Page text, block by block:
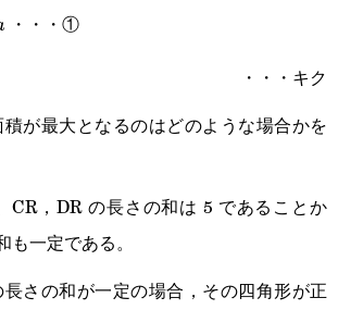
・・・①
・・・キク
が最大となるのはどのような場合かを
CR，DR の長さの和は 5 であることか
も一定である。
さの和が一定の場合，その四角形が正